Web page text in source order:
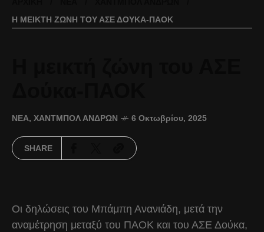
Η ΜΕΙΚΤΉ ΖΏΝΗ ΤΟΥ ΑΣΕ ΔΟΎΚΑ-ΠΑΟΚ
ΝΈΑ, ΧΆΝΤΜΠΟΛ ΑΝΔΡΏΝ 6 Οκτωβρίου, 2025
SHARE
Οι δηλώσεις του Μπάμπη Ανανιάδη, μετά την
αναμέτρηση μεταξύ του ΠΑΟΚ και του ΑΣΕ Δούκα,